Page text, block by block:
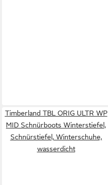
Timberland TBL ORIG ULTR WP
MID Schnürboots Winterstiefel,
Schnürstiefel, Winterschuhe,
wasserdicht